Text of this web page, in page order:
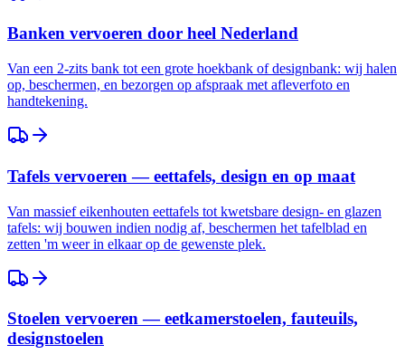
Banken vervoeren door heel Nederland
Van een 2-zits bank tot een grote hoekbank of designbank: wij halen
op, beschermen, en bezorgen op afspraak met afleverfoto en
handtekening.
Tafels vervoeren — eettafels, design en op maat
Van massief eikenhouten eettafels tot kwetsbare design- en glazen
tafels: wij bouwen indien nodig af, beschermen het tafelblad en
zetten 'm weer in elkaar op de gewenste plek.
Stoelen vervoeren — eetkamerstoelen, fauteuils,
designstoelen